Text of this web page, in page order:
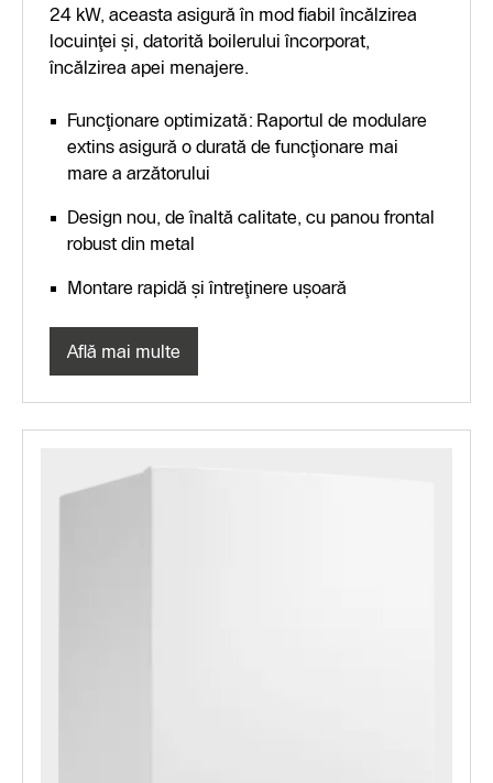
24 kW, aceasta asigură în mod fiabil încălzirea
locuinţei şi, datorită boilerului încorporat,
încălzirea apei menajere.
Funcţionare optimizată: Raportul de modulare
extins asigură o durată de funcţionare mai
mare a arzătorului
Design nou, de înaltă calitate, cu panou frontal
robust din metal
Montare rapidă şi întreţinere uşoară
Află mai multe